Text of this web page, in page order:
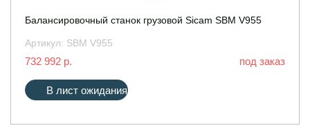
Балансировочный станок грузовой Sicam SBM V955
Артикул: SBM V955
732 992 р. под заказ
В лист ожидания